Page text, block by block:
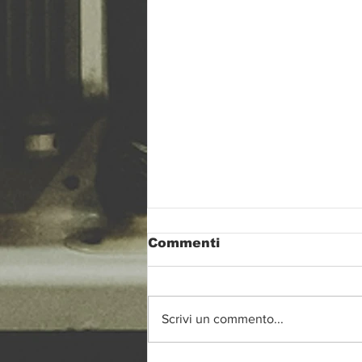
Gole ruggenti
Commenti
Scrivi un commento...